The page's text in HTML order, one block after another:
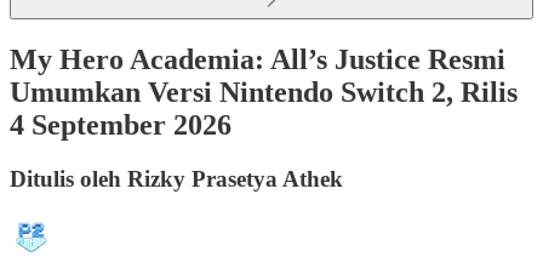
My Hero Academia: All’s Justice Resmi
Umumkan Versi Nintendo Switch 2, Rilis
4 September 2026
Ditulis oleh Rizky Prasetya Athek